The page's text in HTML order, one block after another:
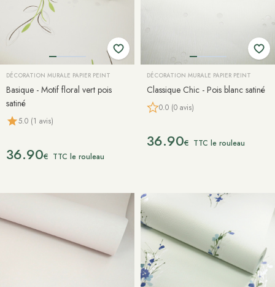
DÉCORATION MURALE PAPIER PEINT
Basique - Motif floral vert pois
satiné
5.0 (1 avis)
36.90€ TTC le rouleau
DÉCORATION MURALE PAPIER PEINT
Classique Chic - Pois blanc satiné
0.0 (0 avis)
36.90€ TTC le rouleau